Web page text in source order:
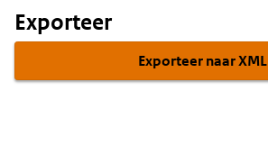
Exporteer
Exporteer naar XML